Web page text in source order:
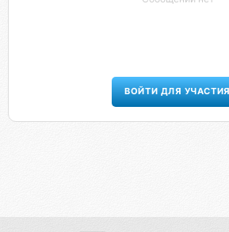
ВОЙТИ ДЛЯ УЧАСТИЯ